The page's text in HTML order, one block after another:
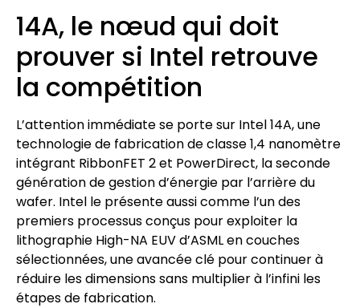
14A, le nœud qui doit
prouver si Intel retrouve
la compétition
L’attention immédiate se porte sur Intel 14A, une
technologie de fabrication de classe 1,4 nanomètre
intégrant RibbonFET 2 et PowerDirect, la seconde
génération de gestion d’énergie par l’arrière du
wafer. Intel le présente aussi comme l’un des
premiers processus conçus pour exploiter la
lithographie High-NA EUV d’ASML en couches
sélectionnées, une avancée clé pour continuer à
réduire les dimensions sans multiplier à l’infini les
étapes de fabrication.